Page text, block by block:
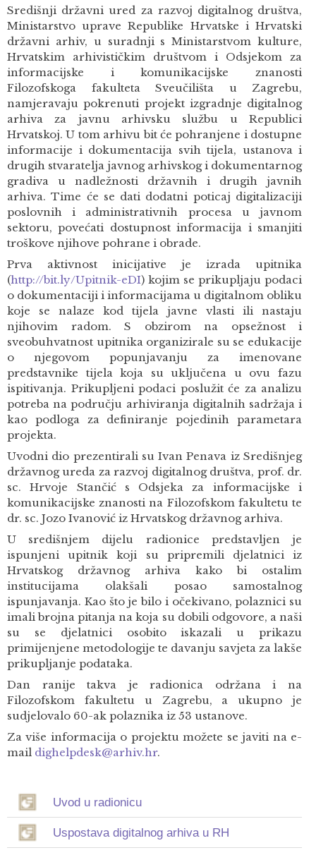
Središnji državni ured za razvoj digitalnog društva,
Ministarstvo uprave Republike Hrvatske i Hrvatski
državni arhiv, u suradnji s Ministarstvom kulture,
Hrvatskim arhivističkim društvom i Odsjekom za
informacijske i komunikacijske znanosti
Filozofskoga fakulteta Sveučilišta u Zagrebu,
namjeravaju pokrenuti projekt izgradnje digitalnog
arhiva za javnu arhivsku službu u Republici
Hrvatskoj. U tom arhivu bit će pohranjene i dostupne
informacije i dokumentacija svih tijela, ustanova i
drugih stvaratelja javnog arhivskog i dokumentarnog
gradiva u nadležnosti državnih i drugih javnih
arhiva. Time će se dati dodatni poticaj digitalizaciji
poslovnih i administrativnih procesa u javnom
sektoru, povećati dostupnost informacija i smanjiti
troškove njihove pohrane i obrade.
Prva aktivnost inicijative je izrada upitnika
(http://bit.ly/Upitnik-eDI) kojim se prikupljaju podaci
o dokumentaciji i informacijama u digitalnom obliku
koje se nalaze kod tijela javne vlasti ili nastaju
njihovim radom. S obzirom na opsežnost i
sveobuhvatnost upitnika organizirale su se edukacije
o njegovom popunjavanju za imenovane
predstavnike tijela koja su uključena u ovu fazu
ispitivanja. Prikupljeni podaci poslužit će za analizu
potreba na području arhiviranja digitalnih sadržaja i
kao podloga za definiranje pojedinih parametara
projekta.
Uvodni dio prezentirali su Ivan Penava iz Središnjeg
državnog ureda za razvoj digitalnog društva, prof. dr.
sc. Hrvoje Stančić s Odsjeka za informacijske i
komunikacijske znanosti na Filozofskom fakultetu te
dr. sc. Jozo Ivanović iz Hrvatskog državnog arhiva.
U središnjem dijelu radionice predstavljen je
ispunjeni upitnik koji su pripremili djelatnici iz
Hrvatskog državnog arhiva kako bi ostalim
institucijama olakšali posao samostalnog
ispunjavanja. Kao što je bilo i očekivano, polaznici su
imali brojna pitanja na koja su dobili odgovore, a naši
su se djelatnici osobito iskazali u prikazu
primijenjene metodologije te davanju savjeta za lakše
prikupljanje podataka.
Dan ranije takva je radionica održana i na
Filozofskom fakultetu u Zagrebu, a ukupno je
sudjelovalo 60-ak polaznika iz 53 ustanove.
Za više informacija o projektu možete se javiti na e-
mail dighelpdesk@arhiv.hr.
Uvod u radionicu
Uspostava digitalnog arhiva u RH